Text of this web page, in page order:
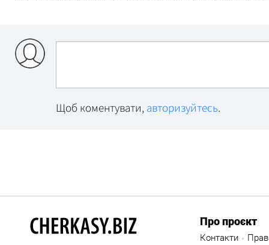
Щоб коментувати, авторизуйтесь.
Про проєкт
Контакти